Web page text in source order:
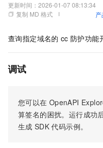
更新时间： 2026-01-07 08:13:34
复制 MD 格式
查询指定域名的 cc 防护功能
调试
您可以在 OpenAPI
算签名的困扰。运行成功
生成 SDK 代码示例。